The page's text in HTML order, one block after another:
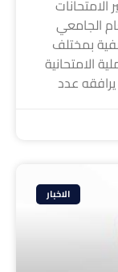
الامتحانات
الجامعي
بمختلف
الامتحانية
عدد
الاخبار